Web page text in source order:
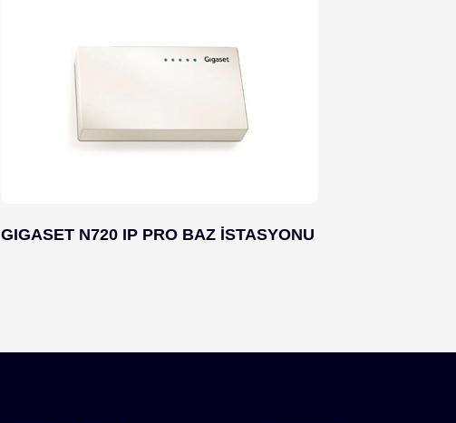
GIGASET N720 IP PRO BAZ İSTASYONU